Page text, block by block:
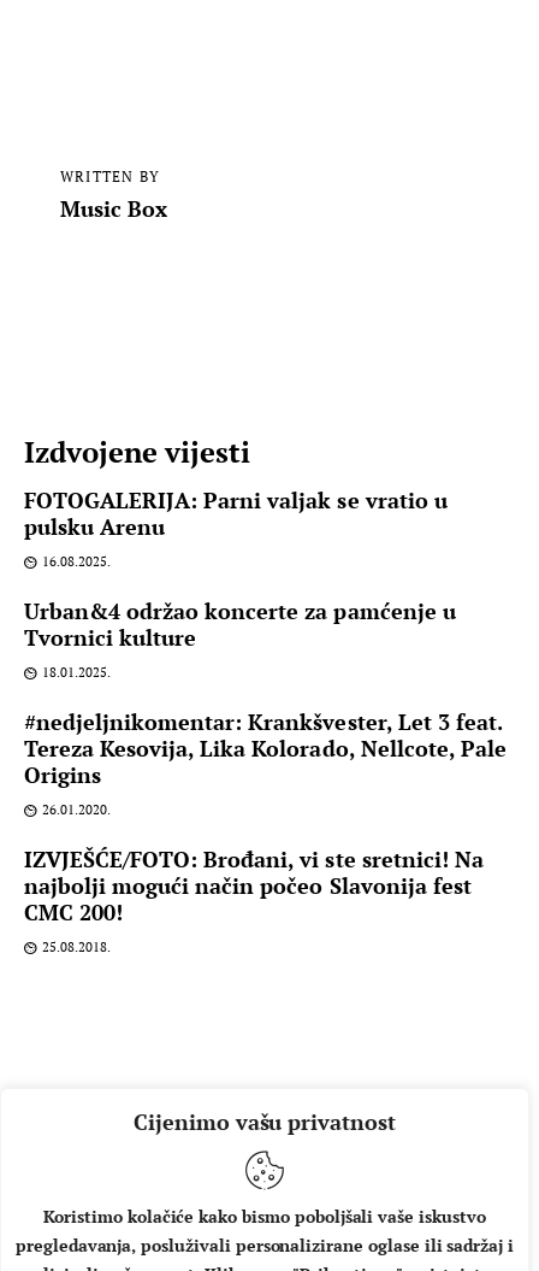
Cijenimo vašu privatnost
Koristimo kolačiće kako bismo poboljšali vaše iskustvo
pregledavanja, posluživali personalizirane oglase ili sadržaj i
WRITTEN BY
Music Box
Izdvojene vijesti
FOTOGALERIJA: Parni valjak se vratio u
pulsku Arenu
16.08.2025.
Urban&4 održao koncerte za pamćenje u
Tvornici kulture
18.01.2025.
#nedjeljnikomentar: Krankšvester, Let 3 feat.
Tereza Kesovija, Lika Kolorado, Nellcote, Pale
Origins
26.01.2020.
IZVJEŠĆE/FOTO: Brođani, vi ste sretnici! Na
najbolji mogući način počeo Slavonija fest
CMC 200!
25.08.2018.
O NAMA IMPRESSUM UVJETI KORIŠTENJA